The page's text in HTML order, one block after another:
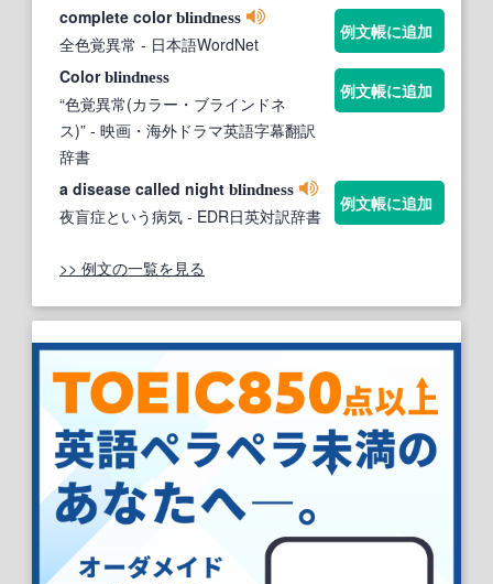
complete colorblindness
全色覚異常 - 日本語WordNet
例文帳に追加
Colorblindness
“色覚異常(カラー・ブラインドネ
ス)” - 映画・海外ドラマ英語字幕翻訳
辞書
例文帳に追加
a disease called night blindness
夜盲症という病気 - EDR日英対訳辞書
例文帳に追加
>> 例文の一覧を見る